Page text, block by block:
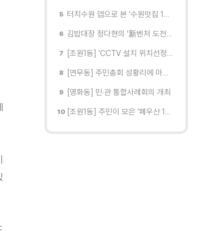
터치수원 앱으로 본 '수원맛집 100선'... 장안구 맛집을 찾다
김밥대장 정다현의 '新벤처 도전이야기'
[조원1동] 'CCTV 설치 위치선정협의회' 회의 개최
[연무동] 주민총회 성황리에 마무리
[영화동] 민·관 통합사례회의 개최
[조원1동] 주민이 모은 '폐우산 100개' 수원여대에 1차 전달